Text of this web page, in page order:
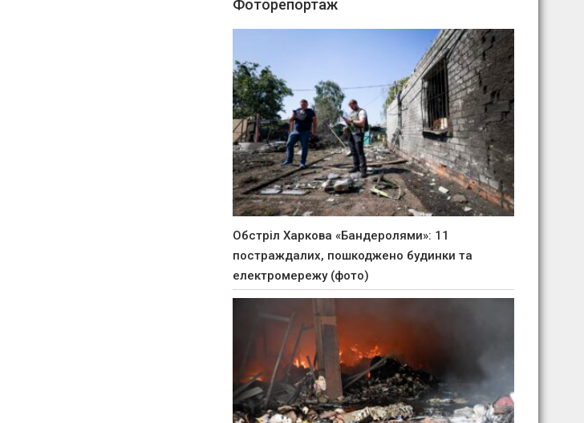
Фоторепортаж
Обстріл Харкова «Бандеролями»: 11
постраждалих, пошкоджено будинки та
електромережу (фото)